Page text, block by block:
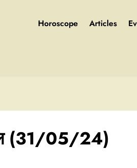
Horoscope Articles
(31/05/24)